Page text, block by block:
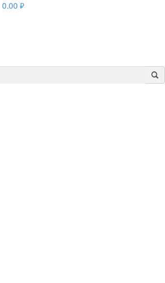
0.00 руб.